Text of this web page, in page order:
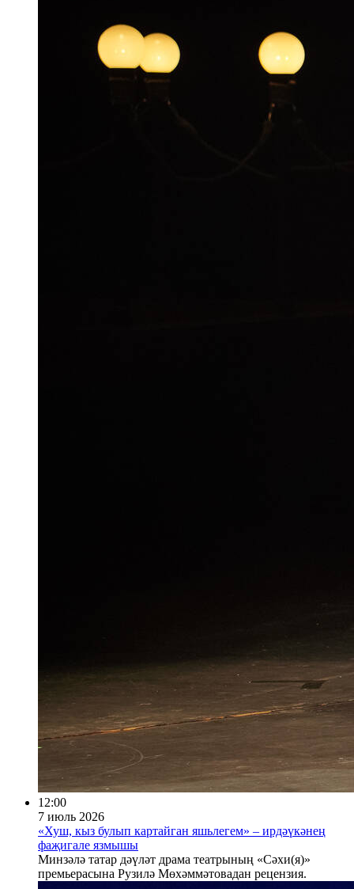
12:00
7 июль 2026
«Хуш, кыз булып картайган яшьлегем» – ирдәүкәнең
фаҗигале язмышы
Минзәлә татар дәүләт драма театрының «Сәхи(я)»
премьерасына Рузилә Мөхәммәтовадан рецензия.